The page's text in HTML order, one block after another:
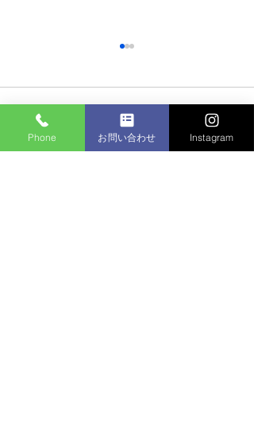
コメント
Phone お問い合わせ Instagram